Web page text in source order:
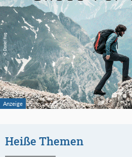
Heiße Themen